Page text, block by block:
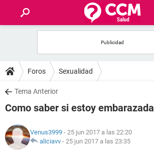
FOROS
SALUD
NUTRICIÓN
Foros Sexualidad
Tema Anterior
Como saber si estoy embarazada
Venus3999 - 25 jun 2017 a las 22:20
aliciavv - 25 jun 2017 a las 23:35